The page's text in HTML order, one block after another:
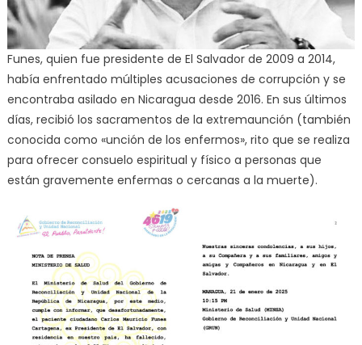
Funes, quien fue presidente de El Salvador de 2009 a 2014,
había enfrentado múltiples acusaciones de corrupción y se
encontraba asilado en Nicaragua desde 2016. En sus últimos
días, recibió los sacramentos de la extremaunción (también
conocida como «unción de los enfermos», rito que se realiza
para ofrecer consuelo espiritual y físico a personas que
están gravemente enfermas o cercanas a la muerte).